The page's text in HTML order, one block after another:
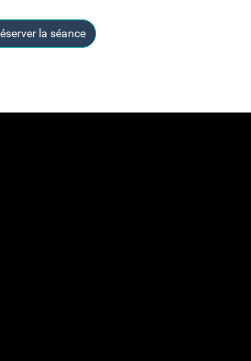
la séance